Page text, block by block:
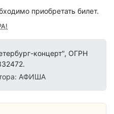
приобретать билет.
концерт", ОГРН
АФИША